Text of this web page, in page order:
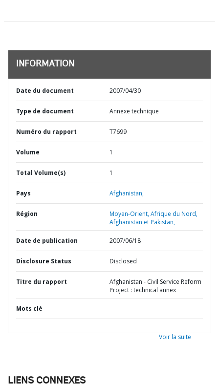
INFORMATION
Date du document 2007/04/30
Type de document Annexe technique
Numéro du rapport T7699
Volume 1
Total Volume(s) 1
Pays Afghanistan,
Région
Moyen-Orient, Afrique du Nord,
Afghanistan et Pakistan,
Date de publication 2007/06/18
Disclosure Status Disclosed
Titre du rapport
Afghanistan - Civil Service Reform
Project : technical annex
Mots clé
Voir la suite
LIENS CONNEXES